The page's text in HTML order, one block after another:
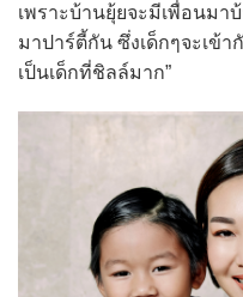
เพราะบ้านยุ้ยจะมีเพื่อนมา
มาปาร์ตี้กัน ซึ่งเด็กๆจะเข้
เป็นเด็กที่ชิลล์มาก”